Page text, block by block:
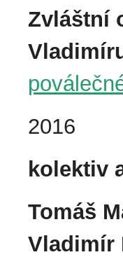
Zvláštní
2016
kolektiv
Tomáš
Vladimír